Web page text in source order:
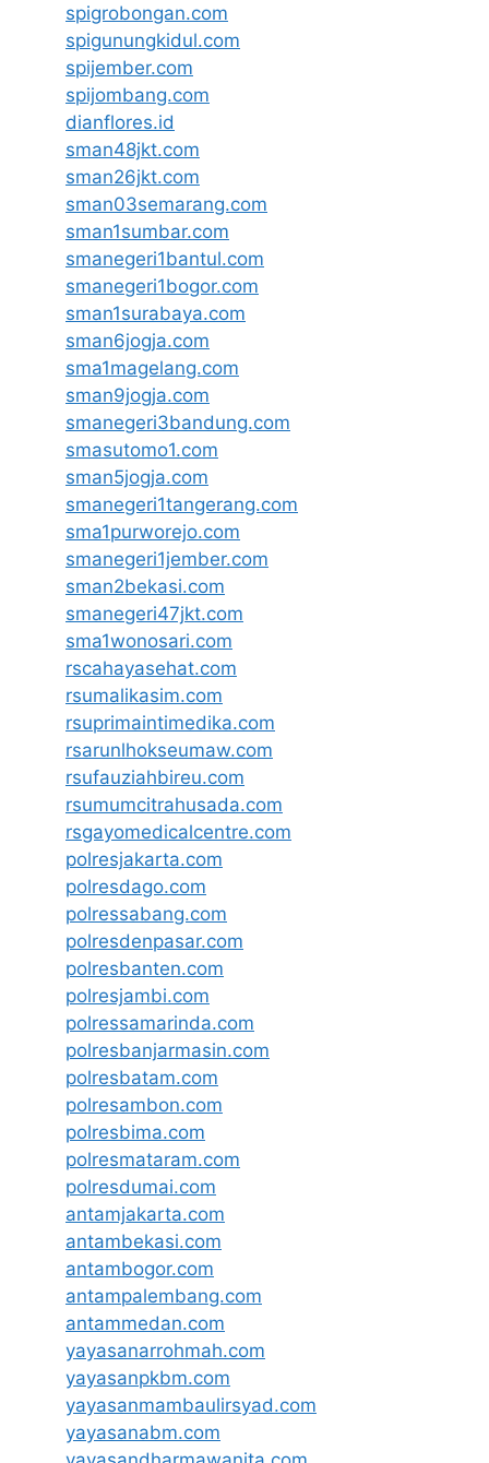
spigrobongan.com
spigunungkidul.com
spijember.com
spijombang.com
dianflores.id
sman48jkt.com
sman26jkt.com
sman03semarang.com
sman1sumbar.com
smanegeri1bantul.com
smanegeri1bogor.com
sman1surabaya.com
sman6jogja.com
sma1magelang.com
sman9jogja.com
smanegeri3bandung.com
smasutomo1.com
sman5jogja.com
smanegeri1tangerang.com
sma1purworejo.com
smanegeri1jember.com
sman2bekasi.com
smanegeri47jkt.com
sma1wonosari.com
rscahayasehat.com
rsumalikasim.com
rsuprimaintimedika.com
rsarunlhokseumaw.com
rsufauziahbireu.com
rsumumcitrahusada.com
rsgayomedicalcentre.com
polresjakarta.com
polresdago.com
polressabang.com
polresdenpasar.com
polresbanten.com
polresjambi.com
polressamarinda.com
polresbanjarmasin.com
polresbatam.com
polresambon.com
polresbima.com
polresmataram.com
polresdumai.com
antamjakarta.com
antambekasi.com
antambogor.com
antampalembang.com
antammedan.com
yayasanarrohmah.com
yayasanpkbm.com
yayasanmambaulirsyad.com
yayasanabm.com